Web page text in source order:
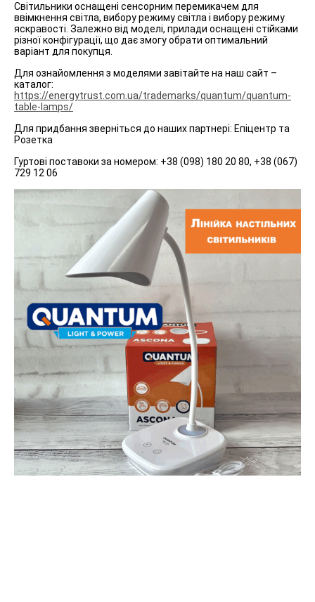
Світильники оснащені сенсорним перемикачем для
ввімкнення світла, вибору режиму світла і вибору режиму
яскравості. Залежно від моделі, прилади оснащені стійками
різної конфігурації, що дає змогу обрати оптимальний
варіант для покупця.
Для ознайомлення з моделями завітайте на наш сайт –
каталог:
https://energytrust.com.ua/trademarks/quantum/quantum-
table-lamps/
Для придбання зверніться до наших партнері: Епіцентр та
Розетка
Гуртові поставоки за номером: +38 (098) 180 20 80, +38 (067)
729 12 06